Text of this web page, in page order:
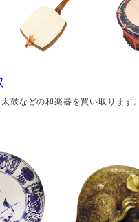
鼓などの和楽器を買い取ります。